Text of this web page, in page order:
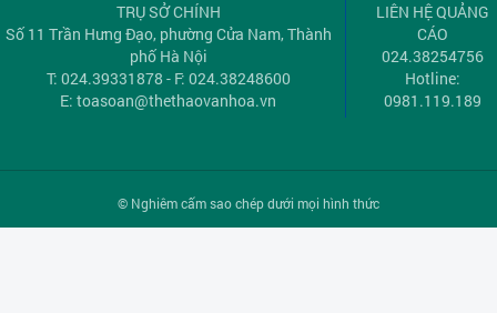
TRỤ SỞ CHÍNH
Số 11 Trần Hưng Đạo, phường Cửa Nam, Thành
phố Hà Nội
T: 024.39331878 - F: 024.38248600
E:toasoan@thethaovanhoa.vn
LIÊN HỆ QUẢNG
CÁO
024.38254756
Hotline:
0981.119.189
© Nghiêm cấm sao chép dưới mọi hình thức